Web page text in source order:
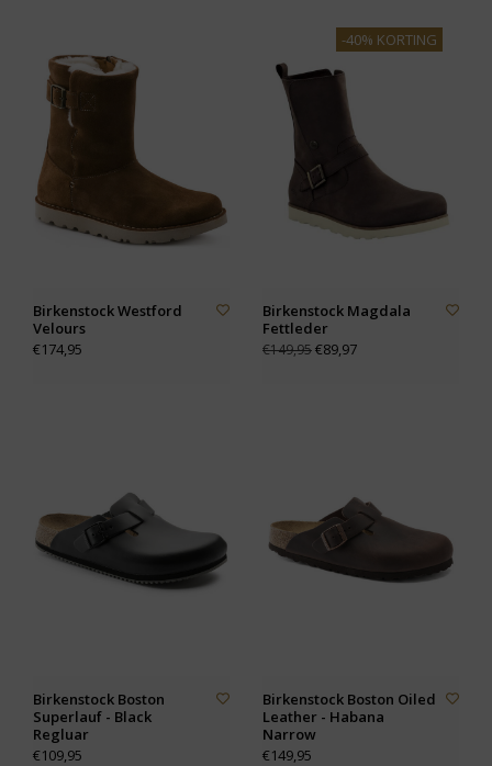
Birkenstock Westford
Velours
€174,95
-40% KORTING
Birkenstock Magdala
Fettleder
€149,95€89,97
Birkenstock Boston
Superlauf - Black
Regluar
€109,95
Birkenstock Boston Oiled
Leather - Habana
Narrow
€149,95